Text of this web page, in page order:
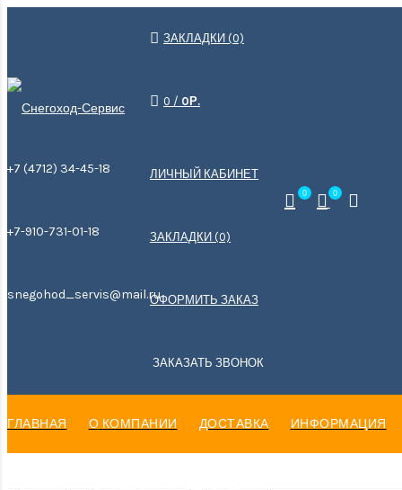
+7 (4712) 34-45-18
+7-910-731-01-18
snegohod_servis@mail.ru
ЗАКЛАДКИ (0)
0 / 0Р.
ЛИЧНЫЙ КАБИНЕТ
ЗАКЛАДКИ (0)
ОФОРМИТЬ ЗАКАЗ
ЗАКАЗАТЬ ЗВОНОК
0 0
ГЛАВНАЯ О КОМПАНИИ ДОСТАВКА ИНФОРМАЦИЯ